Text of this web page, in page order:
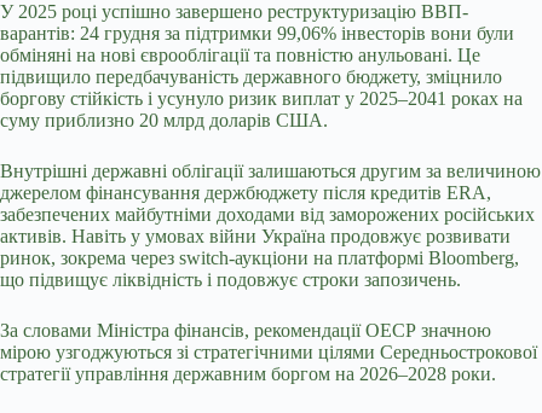
У 2025 році успішно завершено реструктуризацію ВВП-
варантів: 24 грудня за підтримки 99,06% інвесторів вони були
обміняні на нові єврооблігації та повністю анульовані. Це
підвищило передбачуваність державного бюджету, зміцнило
боргову стійкість і усунуло ризик виплат у 2025–2041 роках на
суму приблизно 20 млрд доларів США.
Внутрішні державні облігації залишаються другим за величиною
джерелом фінансування держбюджету після кредитів ERA,
забезпечених майбутніми доходами від заморожених російських
активів. Навіть у умовах війни Україна продовжує розвивати
ринок, зокрема через switch-аукціони на платформі Bloomberg,
що підвищує ліквідність і подовжує строки запозичень.
За словами Міністра фінансів, рекомендації ОЕСР значною
мірою узгоджуються зі стратегічними цілями Середньострокової
стратегії управління державним боргом на 2026–2028 роки.